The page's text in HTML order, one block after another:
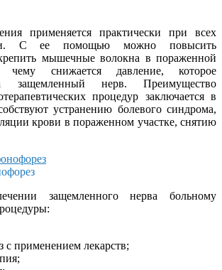
применяется практически при всех
С ее помощью можно повысить
мышечные волокна в пораженной
чему снижается давление, которое
защемленный нерв. Преимущество
процедур заключается в
устранению болевого синдрома,
крови в пораженном участке, снятию
защемленного нерва больному
с применением лекарств;